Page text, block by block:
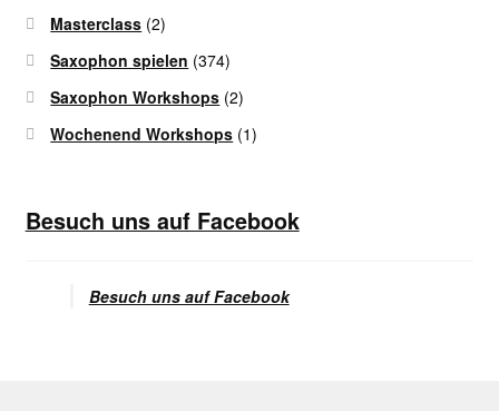
Masterclass (2)
Saxophon spielen (374)
Saxophon Workshops (2)
Wochenend Workshops (1)
Besuch uns auf Facebook
Besuch uns auf Facebook